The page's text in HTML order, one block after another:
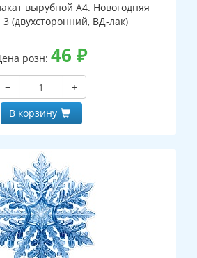
вырубной А4. Новогодняя
(двухсторонний, ВД-лак)
розн: 46 ₽
−
+
В корзину